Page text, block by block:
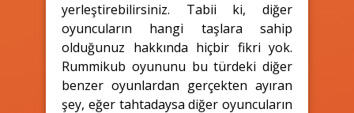
yerleştirebilirsiniz. Tabii ki, diğer
oyuncuların hangi taşlara sahip
olduğunuz hakkında hiçbir fikri yok.
Rummikub oyununu bu türdeki diğer
benzer oyunlardan gerçekten ayıran
şey, eğer tahtadaysa diğer oyuncuların